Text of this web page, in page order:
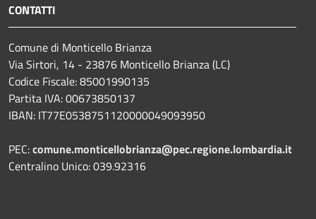
CONTATTI
Comune di Monticello Brianza
Via Sirtori, 14 - 23876 Monticello Brianza (LC)
Codice Fiscale: 85001990135
Partita IVA: 00673850137
IBAN: IT77E0538751120000049093950
PEC:comune.monticellobrianza@pec.regione.lombardia.it
Centralino Unico: 039.92316